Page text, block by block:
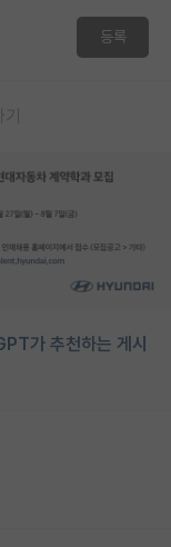
등록
가 추천하는 게시